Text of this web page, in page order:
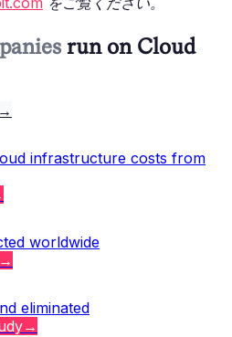
run on Cloud
→
infrastructure costs from
worldwide
→
eliminated
→